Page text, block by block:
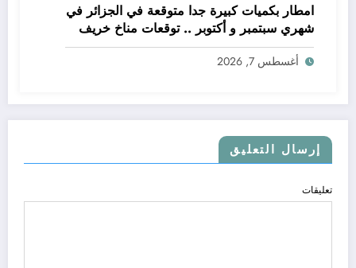
امطار بكميات كبيرة جدا متوقعة في الجزائر في
شهري سبتمبر و أكتوبر .. توقعات مناخ خريف
2026 الجزائر
أغسطس 7, 2026
إرسال التعليق
تعليقات